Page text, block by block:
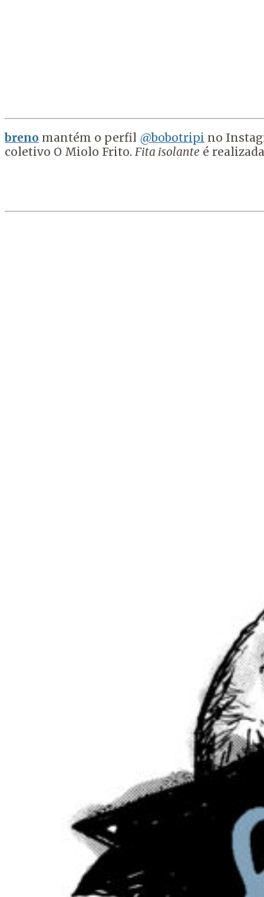
breno mantém o perfil @bobotripi no
coletivo O Miolo Frito. Fita isolante é